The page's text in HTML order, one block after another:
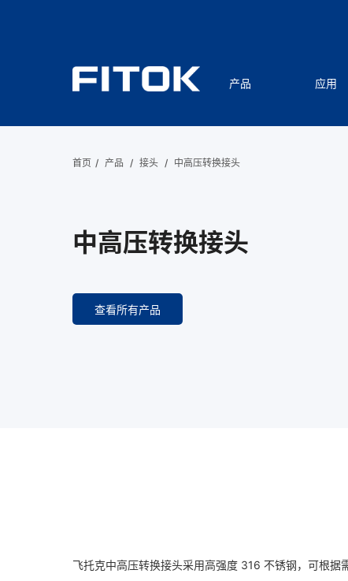
产品 应用
首页 / 产品 / 接头 / 中高压转换接头
中高压转换接头
查看所有产品
飞托克中高压转换接头采用高强度 316 不锈钢，可根